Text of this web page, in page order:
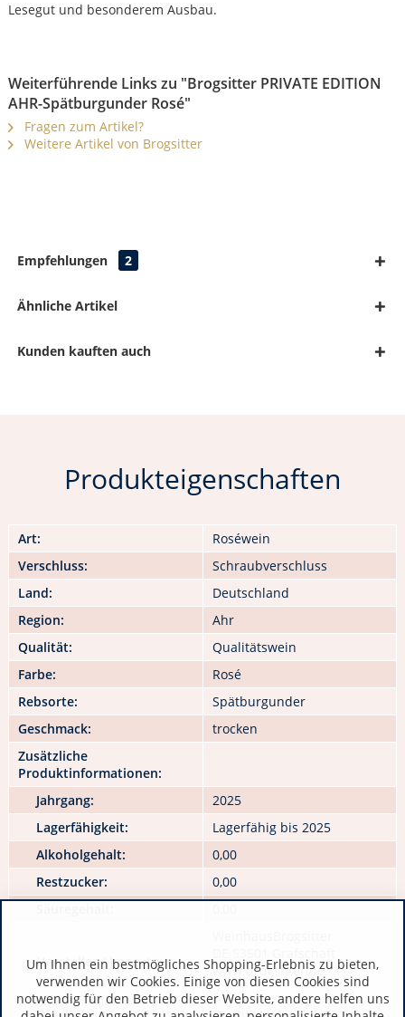
Lesegut und besonderem Ausbau.
Weiterführende Links zu "Brogsitter PRIVATE EDITION
AHR-Spätburgunder Rosé"
Fragen zum Artikel?
Weitere Artikel von Brogsitter
Empfehlungen 2
Ähnliche Artikel
Kunden kauften auch
Produkteigenschaften
Art:
Roséwein
Verschluss:
Schraubverschluss
Land:
Deutschland
Region:
Ahr
Qualität:
Qualitätswein
Farbe:
Rosé
Rebsorte:
Spätburgunder
Geschmack:
trocken
Zusätzliche
Produktinformationen:
Jahrgang:
2025
Lagerfähigkeit:
Lagerfähig bis 2025
Alkoholgehalt:
0,00
Restzucker:
0,00
Hersteller / Importeur:
www.brogsitter.de
Um Ihnen ein bestmögliches Shopping-Erlebnis zu bieten,
verwenden wir Cookies. Einige von diesen Cookies sind
notwendig für den Betrieb dieser Website, andere helfen uns